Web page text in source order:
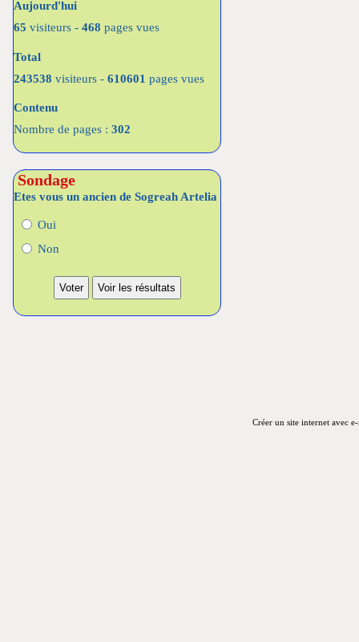
Aujourd'hui
65 visiteurs - 468 pages vues
Total
243538 visiteurs - 610601 pages vues
Contenu
Nombre de pages : 302
Sondage
Etes vous un ancien de Sogreah Artelia
Oui
Non
Créer un site internet avec